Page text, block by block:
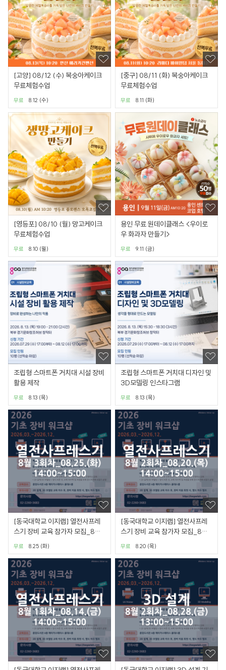
[고양] 08/12 (수) 복숭아케이크
무료체험수업
8.12 (수)
무료
[중구] 08/11 (화) 복숭아케이크
무료체험수업
8.11 (화)
무료
[영등포] 08/10 (월) 망고케이크
무료체험수업
8.10 (월)
무료
용인 무료 원데이클래스 <우이로
우 화과자 만들기>
9.11 (금)
무료
조립형 스마트폰 거치대 시설 장비
활용 제작
8.13 (목)
무료
조립형 스마트폰 거치대 디자인 및
3D모델링 인스타그램
8.13 (목)
무료
[동국대학교 이지랩] 열전사프레
스기 장비 교육 참가자 모집_8월
3회차_08.25.(화)
8.25 (화)
무료
[동국대학교 이지랩] 열전사프레
스기 장비 교육 참가자 모집_8월
2회차_08.20.(목)
8.20 (목)
무료